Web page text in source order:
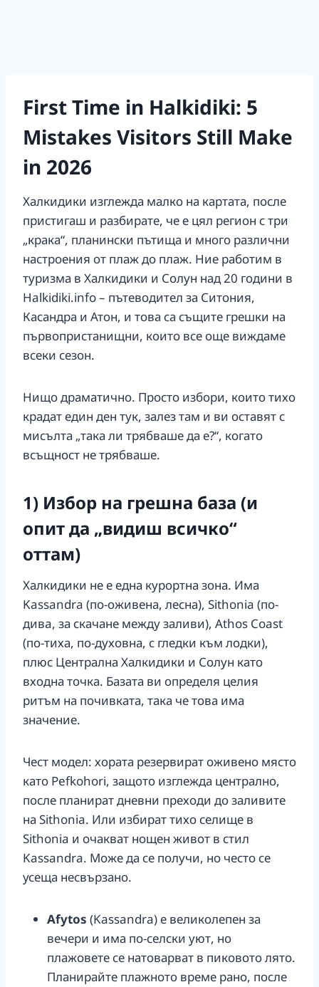
First Time in Halkidiki: 5
Mistakes Visitors Still Make
in 2026
Халкидики изглежда малко на картата, после
пристигаш и разбирате, че е цял регион с три
„крака“, планински пътища и много различни
настроения от плаж до плаж. Ние работим в
туризма в Халкидики и Солун над 20 години в
Halkidiki.info – пътеводител за Ситония,
Касандра и Атон, и това са същите грешки на
първопристанищни, които все още виждаме
всеки сезон.
Нищо драматично. Просто избори, които тихо
крадат един ден тук, залез там и ви оставят с
мисълта „така ли трябваше да е?“, когато
всъщност не трябваше.
1) Избор на грешна база (и
опит да „видиш всичко“
оттам)
Халкидики не е една курортна зона. Има
Kassandra (по-оживена, лесна), Sithonia (по-
дивa, за скачане между заливи), Athos Coast
(по-тиха, по-духовна, с гледки към лодки),
плюс Централна Халкидики и Солун като
входна точка. Базата ви определя целия
ритъм на почивката, така че това има
значение.
Чест модел: хората резервират оживено място
като Pefkohori, защото изглежда централно,
после планират дневни преходи до заливите
на Sithonia. Или избират тихо селище в
Sithonia и очакват нощен живот в стил
Kassandra. Може да се получи, но често се
усеща несвързано.
Afytos (Kassandra) е великолепен за
вечери и има по-селски уют, но
плажовете се натоварват в пиковото лято.
Планирайте плажното време рано, после